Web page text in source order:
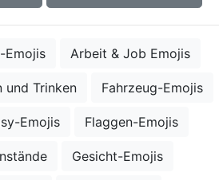
Emojis Arbeit & Job Emojis
und Trinken Fahrzeug-Emojis
Emojis Flaggen-Emojis
Gesicht-Emojis